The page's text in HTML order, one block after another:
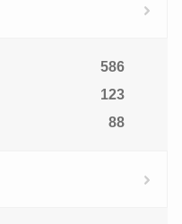
586
123
88